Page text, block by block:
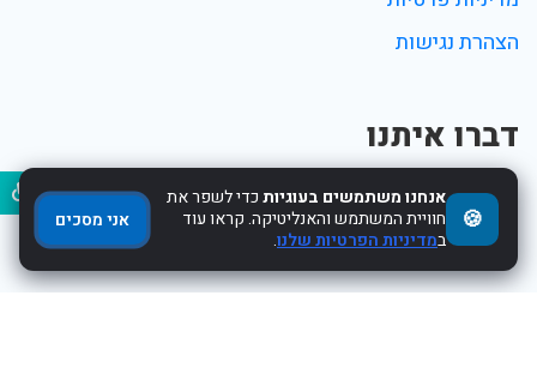
הצהרת נגישות
דברו איתנו
נתניה
🍪
אנחנו משתמשים בעוגיותכדי לשפר את
חוויית המשתמש והאנליטיקה. קראו עוד
במדיניות הפרטיות שלנו.
אני מסכים